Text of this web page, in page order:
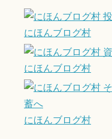
にほんブログ村
にほんブログ村
にほんブログ村